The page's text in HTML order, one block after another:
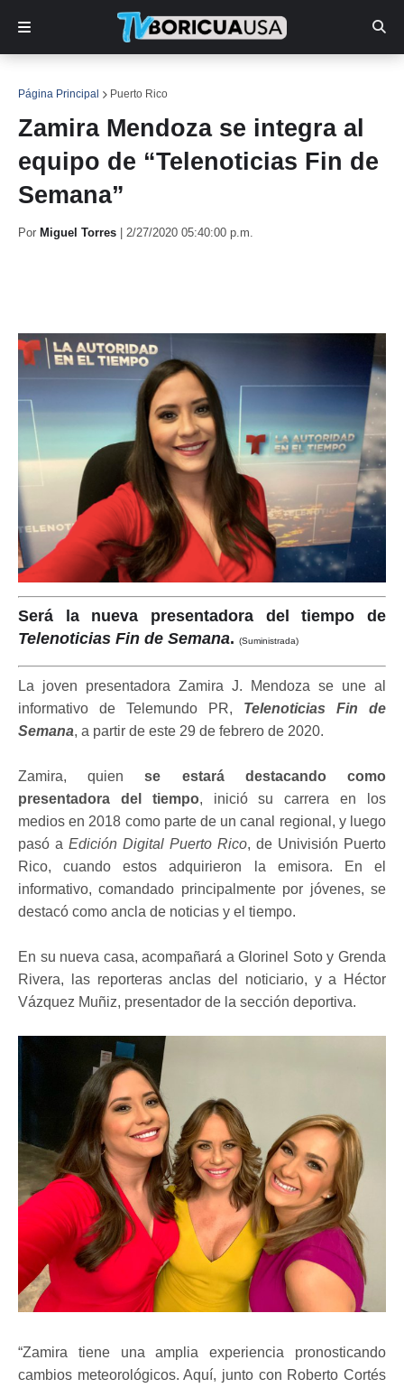
Página Principal Puerto Rico
Zamira Mendoza se integra al
equipo de “Telenoticias Fin de
Semana”
Por Miguel Torres 2/27/2020 05:40:00 p.m.
Será la nueva presentadora del tiempo de
Telenoticias Fin de Semana. (Suministrada)
La joven presentadora Zamira J. Mendoza se une al
informativo de Telemundo PR, Telenoticias Fin de
Semana, a partir de este 29 de febrero de 2020.
Zamira, quiense estará destacando como
presentadora del tiempo, inició su carrera en los
medios en 2018 como parte de un canal regional, y luego
pasó a Edición Digital Puerto Rico, de Univisión Puerto
Rico,
cuando estos adquirieron la emisora. En el
informativo, comandado principalmente por jóvenes, se
destacó como ancla de noticias y el tiempo.
En su nueva casa, acompañará a Glorinel Soto y Grenda
Rivera, las reporteras anclas del noticiario, y a Héctor
Vázquez Muñiz, presentador de la sección deportiva.
“Zamira tiene una amplia experiencia pronosticando
cambios meteorológicos. Aquí, junto con Roberto Cortés